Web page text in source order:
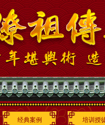
经典案例 培训授